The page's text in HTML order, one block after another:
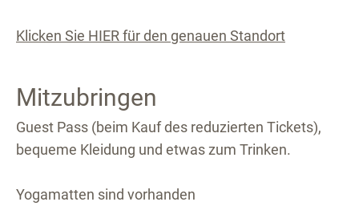
Klicken Sie HIER für den genauen Standort
Mitzubringen
Guest Pass (beim Kauf des reduzierten Tickets),
bequeme Kleidung und etwas zum Trinken.
Yogamatten sind vorhanden